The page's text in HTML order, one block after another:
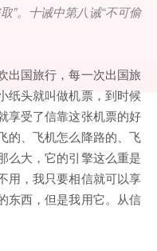
”。十诫中第八诫“不可偷
出国旅行，每一次出国旅
纸头就叫做机票，到时候
享受了信靠这张机票的好
的、飞机怎么降路的、飞
么大，它的引擎这么重是
用，我只要相信就可以享
东西，但是我用它。从信